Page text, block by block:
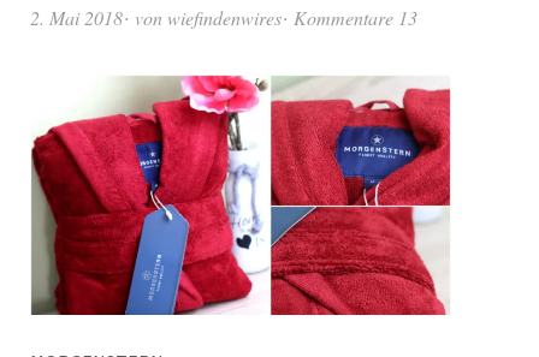
2. Mai 2018 von wiefindenwires Kommentare 13